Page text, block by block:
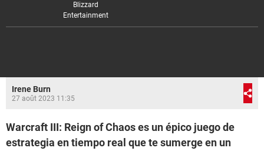
Blizzard
Entertainment
Irene Burn
27 août 2023 11:35
Warcraft III: Reign of Chaos es un épico juego de
estrategia en tiempo real que te sumerge en un